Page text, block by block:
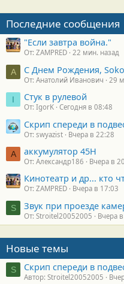
т
и
:
Последние сообщения
"Если завтра война."
От: ZAMPRED 22 мин. назад
А С Днем Рождения,
От: Анатолий Иванович 29
I Стук в рулевой
От: IgorK Сегодня в 08:48
Скрип спереди в
От: swyazist Вчера в 22:28
А аккумулятор 45H
От: Александр186 Вчера в
Кинотеатр и др... кто
От: ZAMPRED Вчера в 17:03
S Звук при проезде
От: Stroitel20052005 Вчера
Новые темы
S Скрип спереди в
Автор: Stroitel20052005